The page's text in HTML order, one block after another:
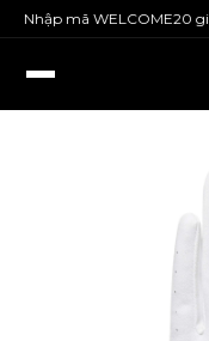
Nhập mã WELCOME20